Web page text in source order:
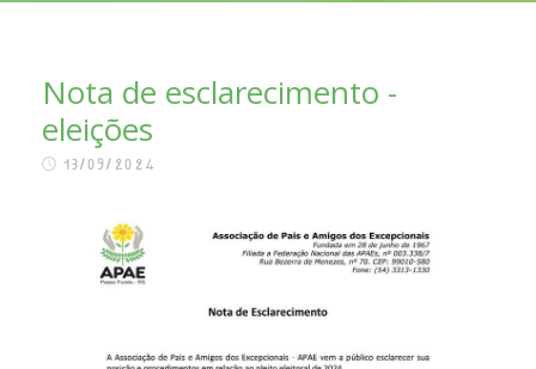
NOTÍCIAS
APOIE
FALE CONOSCO
Nota de esclarecimento -
eleições
13/09/2024